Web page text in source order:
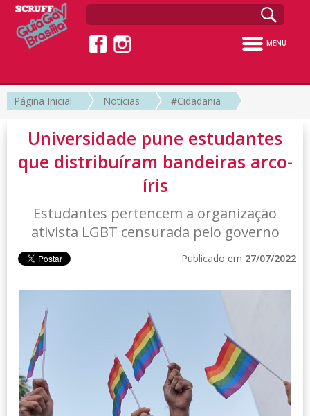
MENU
Página Inicial Notícias #Cidadania
Universidade pune estudantes
que distribuíram bandeiras arco-
íris
Estudantes pertencem a organização
ativista LGBT censurada pelo governo
Publicado em 27/07/2022